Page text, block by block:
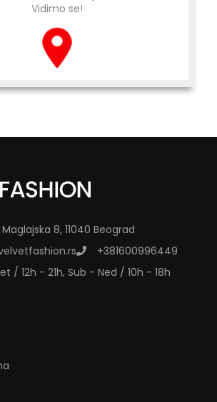
Vidimo se!
Maglajska 8, 11040 Beograd
+381600996449
/ 12h - 21h, Sub - Ned / 10h - 18h